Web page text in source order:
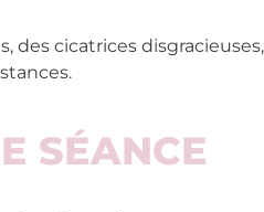
cicatrices
SÉANCE